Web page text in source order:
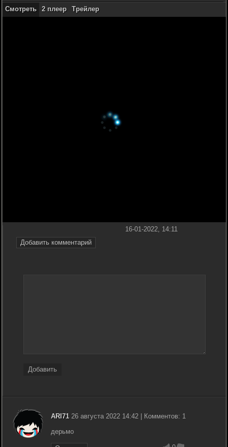
Смотреть 2 плеер Трейлер
Добавить комментарий
16-01-2022, 14:11
Добавить
ARI71 26 августа 2022 14:42 | Комментов: 1
дерьмо